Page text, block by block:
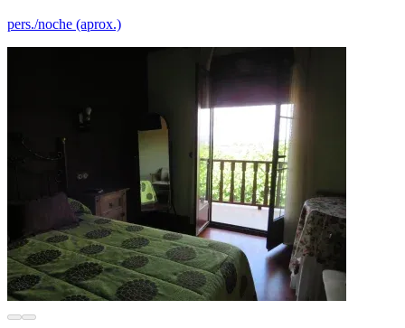
pers./noche (aprox.)